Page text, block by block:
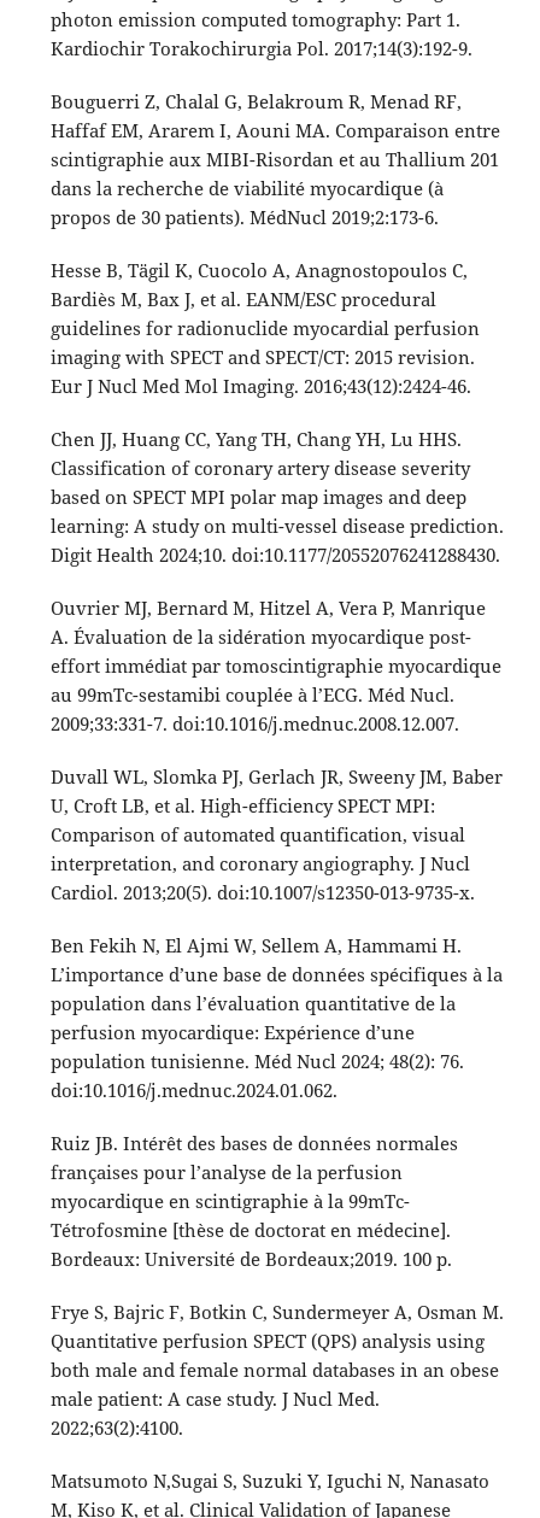
photon emission computed tomography: Part 1.
Kardiochir Torakochirurgia Pol. 2017;14(3):192-9.
Bouguerri Z, Chalal G, Belakroum R, Menad RF,
Haffaf EM, Ararem I, Aouni MA. Comparaison entre
scintigraphie aux MIBI-Risordan et au Thallium 201
dans la recherche de viabilité myocardique (à
propos de 30 patients). MédNucl 2019;2:173-6.
Hesse B, Tägil K, Cuocolo A, Anagnostopoulos C,
Bardiès M, Bax J, et al. EANM/ESC procedural
guidelines for radionuclide myocardial perfusion
imaging with SPECT and SPECT/CT: 2015 revision.
Eur J Nucl Med Mol Imaging. 2016;43(12):2424-46.
Chen JJ, Huang CC, Yang TH, Chang YH, Lu HHS.
Classification of coronary artery disease severity
based on SPECT MPI polar map images and deep
learning: A study on multi-vessel disease prediction.
Digit Health 2024;10. doi:10.1177/20552076241288430.
Ouvrier MJ, Bernard M, Hitzel A, Vera P, Manrique
A. Évaluation de la sidération myocardique post-
effort immédiat par tomoscintigraphie myocardique
au 99mTc-sestamibi couplée à l’ECG. Méd Nucl.
2009;33:331-7. doi:10.1016/j.mednuc.2008.12.007.
Duvall WL, Slomka PJ, Gerlach JR, Sweeny JM, Baber
U, Croft LB, et al. High-efficiency SPECT MPI:
Comparison of automated quantification, visual
interpretation, and coronary angiography. J Nucl
Cardiol. 2013;20(5). doi:10.1007/s12350-013-9735-x.
Ben Fekih N, El Ajmi W, Sellem A, Hammami H.
L’importance d’une base de données spécifiques à la
population dans l’évaluation quantitative de la
perfusion myocardique: Expérience d’une
population tunisienne. Méd Nucl 2024; 48(2): 76.
doi:10.1016/j.mednuc.2024.01.062.
Ruiz JB. Intérêt des bases de données normales
françaises pour l’analyse de la perfusion
myocardique en scintigraphie à la 99mTc-
Tétrofosmine [thèse de doctorat en médecine].
Bordeaux: Université de Bordeaux;2019. 100 p.
Frye S, Bajric F, Botkin C, Sundermeyer A, Osman M.
Quantitative perfusion SPECT (QPS) analysis using
both male and female normal databases in an obese
male patient: A case study. J Nucl Med.
2022;63(2):4100.
Matsumoto N,Sugai S, Suzuki Y, Iguchi N, Nanasato
M, Kiso K, et al. Clinical Validation of Japanese